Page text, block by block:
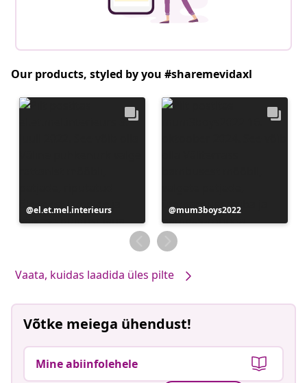
Our products, styled by you #sharemevidaxl
Postitus
avaldatud
el.et.mel.interieurs
Postitus
avaldatud
mum3boys2022
Vaata, kuidas laadida üles pilte
Võtke meiega ühendust!
Mine abiinfolehele